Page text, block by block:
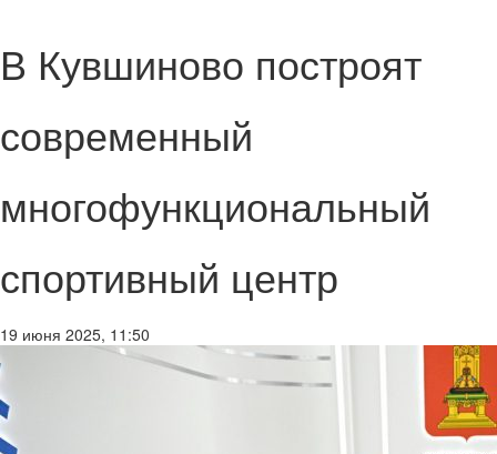
В Кувшиново построят
современный
многофункциональный
спортивный центр
19 июня 2025, 11:50